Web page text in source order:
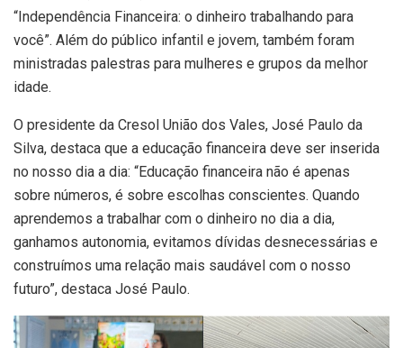
“Independência Financeira: o dinheiro trabalhando para
você”. Além do público infantil e jovem, também foram
ministradas palestras para mulheres e grupos da melhor
idade.
O presidente da Cresol União dos Vales, José Paulo da
Silva, destaca que a educação financeira deve ser inserida
no nosso dia a dia: “Educação financeira não é apenas
sobre números, é sobre escolhas conscientes. Quando
aprendemos a trabalhar com o dinheiro no dia a dia,
ganhamos autonomia, evitamos dívidas desnecessárias e
construímos uma relação mais saudável com o nosso
futuro”, destaca José Paulo.